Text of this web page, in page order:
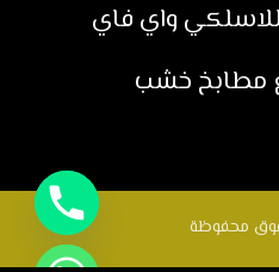
واي فاي
مطابخ خشب
محفوظة